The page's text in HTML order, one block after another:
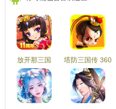
放开那三国
V7.1.5
塔防三国传 360
版 V16.80